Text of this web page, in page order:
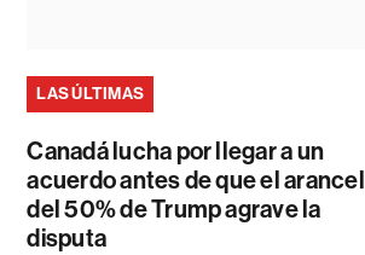
LAS ÚLTIMAS
Canadá lucha por llegar a un
acuerdo antes de que el arancel
del 50% de Trump agrave la
disputa